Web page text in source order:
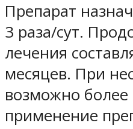
Препарат
3 раза/сут.
лечения
месяцев. При
возможно
применение